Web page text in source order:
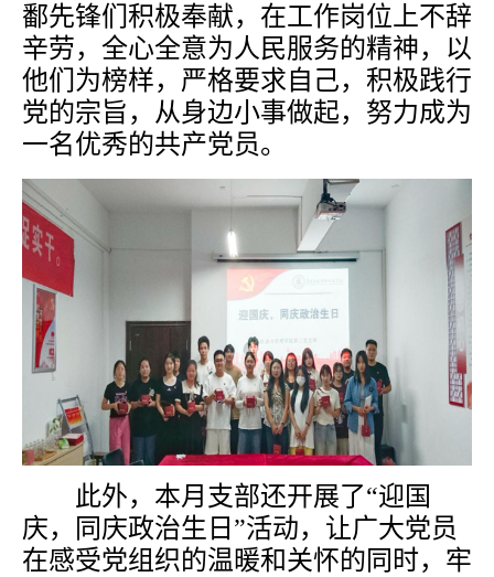
鄱先锋们积极奉献，在工作岗位上不辞
辛劳，全心全意为人民服务的精神，以
他们为榜样，严格要求自己，积极践行
党的宗旨，从身边小事做起，努力成为
一名优秀的共产党员。
此外，本月支部还开展了“迎国
庆，同庆政治生日”活动，让广大党员
在感受党组织的温暖和关怀的同时，牢